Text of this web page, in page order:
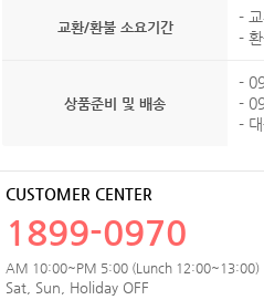
교환/환불 소요기간
-
-
상품준비 및 배송
-
-
-
CUSTOMER CENTER
1899-0970
AM 10:00~PM 5:00 (Lunch 12:00~13:00)
Sat, Sun, Holiday OFF